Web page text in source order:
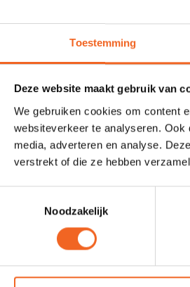
Toestemming
Deze website maakt gebruik van
We gebruiken cookies om content
websiteverkeer te analyseren.
media, adverteren en analyse.
verstrekt of die ze hebben
Noodzakelijk